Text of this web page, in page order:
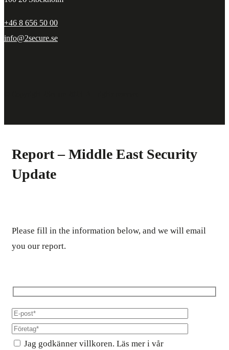
+46 8 656 50 00
info@2secure.se
Report – Middle East Security
Update
Please fill in the information below, and we will email
you our report.
Jag godkänner villkoren. Läs mer i vår